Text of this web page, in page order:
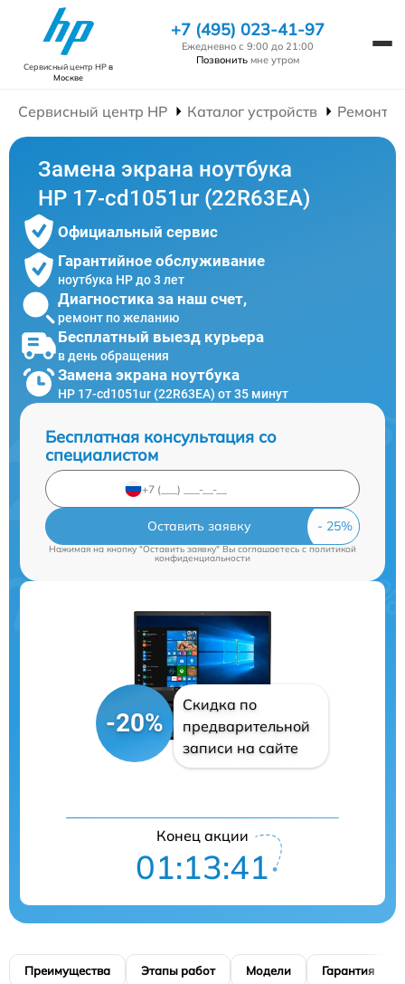
Сервисный центр HPв
Москве
+7 (495) 023-41-97
Ежедневно с 9:00 до 21:00
Позвонить мне утром
Сервисный центр HP Каталог устройств Ремонт
Замена экрана ноутбука
HP 17-cd1051ur (22R63EA)
Официальный сервис
Гарантийное обслуживание
ноутбука HP до 3 лет
Диагностика за наш счет,
ремонт по желанию
Бесплатный выезд курьера
в день обращения
Замена экрана ноутбука
HP 17-cd1051ur (22R63EA) от 35 минут
Бесплатная консультация со
специалистом
Оставить заявку
Нажимая на кнопку "Оставить заявку" Вы соглашаетесь cполитикой
конфиденциальности
-20%
Скидка по
предварительной
записи на сайте
Конец акции
01:13:40
Преимущества Этапы работ Модели Гарантия